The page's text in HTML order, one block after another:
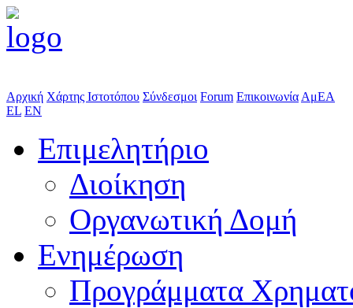
Αρχική Χάρτης Ιστοτόπου Σύνδεσμοι Forum Επικοινωνία ΑμΕΑ
EL EN
Επιμελητήριο
Διοίκηση
Οργανωτική Δομή
Ενημέρωση
Προγράμματα